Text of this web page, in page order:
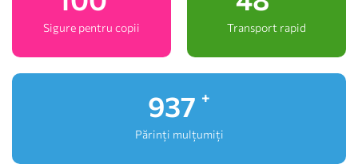
Sigure pentru copii Transport rapid
1,000
Părinți mulțumiți